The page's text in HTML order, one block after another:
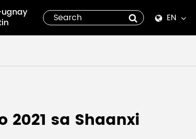
EN
Español
русский
sa Shaanxi